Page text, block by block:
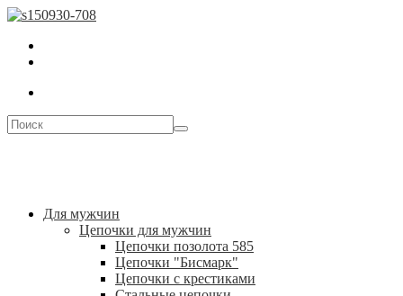
Для мужчин
Цепочки для мужчин
Цепочки позолота 585
Цепочки "Бисмарк"
Цепочки с крестиками